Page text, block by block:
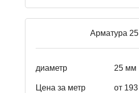
Арматура 25
диаметр 25 мм
Цена за метр от 193